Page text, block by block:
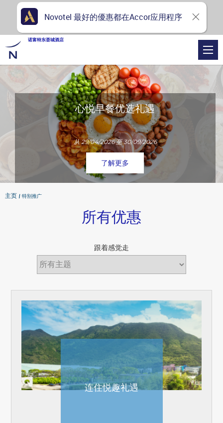
心悦早餐优选礼遇
从 29/04/2026 至 30/09/2026
了解更多
主页 特别推广
所有优惠
跟着感觉走
连住悦趣礼遇
诺富特东荟城酒店
Novotel 最好的優惠都在Accor应用程序